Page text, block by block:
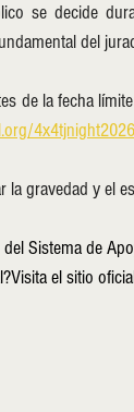
se decide
del
de la fecha
4x4tjnight2026
la gravedad y el
Sistema de
el sitio